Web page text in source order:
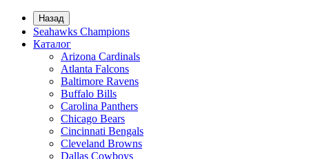
Назад
Seahawks Champions
Каталог
Arizona Cardinals
Atlanta Falcons
Baltimore Ravens
Buffalo Bills
Carolina Panthers
Chicago Bears
Cincinnati Bengals
Cleveland Browns
Dallas Cowboys